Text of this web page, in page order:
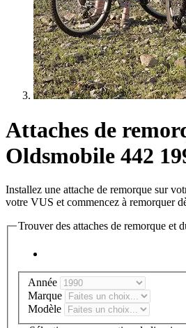
Attaches de
Oldsmobile 442
Installez une attache de remorque sur
votre VUS et commencez à remorquer
Trouver des attaches de remorque et
Année
Marque
Modèle